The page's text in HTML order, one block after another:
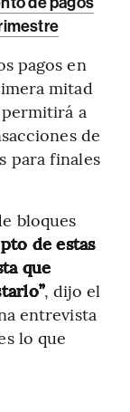
pagos en
mitad
a
de
para finales
bloques
de estas
que
, dijo el
entrevista
lo que